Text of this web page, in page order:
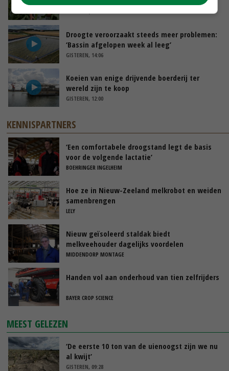
Droogte veroorzaakt steeds meer problemen:
‘Bassin afgelopen week al leeg’
GISTEREN, 14:06
Koeien van enige drijvende boerderij ter
wereld zijn te koop
GISTEREN, 12:00
KENNISPARTNERS
‘Een comfortabele droogstand legt de basis
voor de volgende lactatie’
BOEHRINGER INGELHEIM
Hoe ze in Nieuw-Zeeland melkrobot en weiden
samenbrengen
LELY
Nieuw geïsoleerd staldak biedt
melkveehouder dagelijks voordelen
MIDDENDORP MONTAGE
Handen vol aan onderhoud van tien zelfrijders
BAYER CROP SCIENCE
MEEST GELEZEN
‘De eerste 10 ton van de uienoogst zijn we nu
al kwijt’
GISTEREN, 09:28